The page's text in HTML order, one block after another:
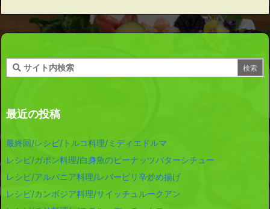
最近の投稿
最終回/レシピ/トルコ料理/ミディエドルマ
レシピ/ガボン料理/白身魚のピーナッツバターシチュー
レシピ/アルバニア料理/レバーピリ辛炒め揚げ
レシピ/カンボジア料理/サイッチュルークアン